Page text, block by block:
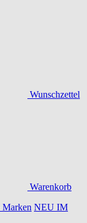
Wunschzettel
Warenkorb
Marken NEU IM